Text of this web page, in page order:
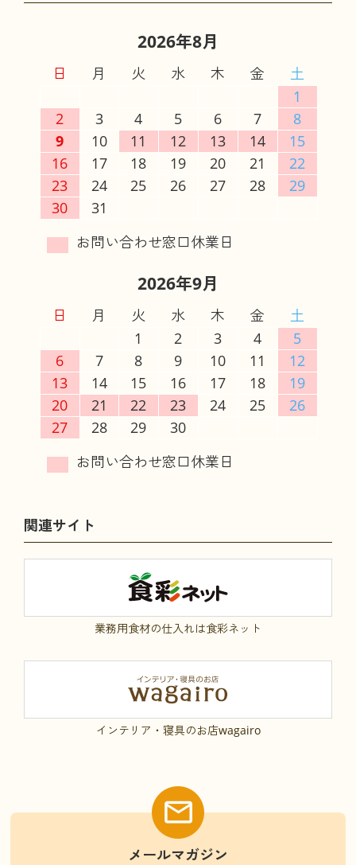
2026年8月
日 月 火 水 木 金
土
1
2
3 4 5 6 7
8
9
10 11 12 13 14
15
16
17 18 19 20 21
22
23
24 25 26 27 28
29
30
31
2026年9月
日 月 火 水 木 金
土
1
2 3 4
5
6
7 8 9 10 11
12
13
14 15 16 17 18
19
20
21 22 23 24 25
26
27
28 29 30
関連サイト
業務用食材の仕入れは食彩ネット
インテリア・寝具のお店wagairo
メールマガジン